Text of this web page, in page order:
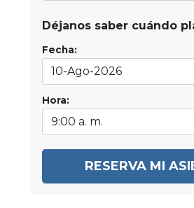
Déjanos saber cuándo
Fecha:
Hora:
RESERVA MI